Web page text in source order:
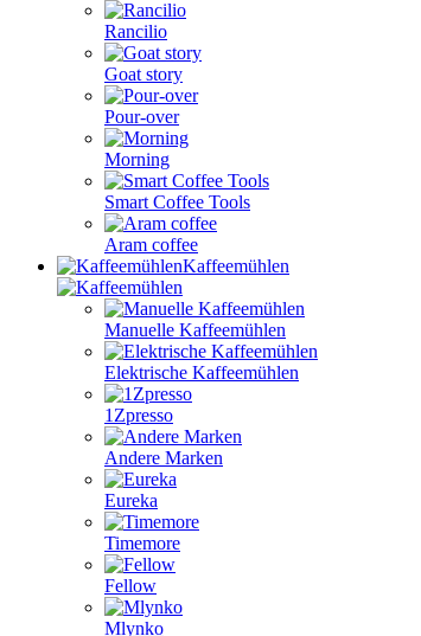
Rancilio
Goat story
Pour-over
Morning
Smart Coffee Tools
Aram coffee
Kaffeemühlen
Manuelle Kaffeemühlen
Elektrische Kaffeemühlen
1Zpresso
Andere Marken
Eureka
Timemore
Fellow
Mlynko